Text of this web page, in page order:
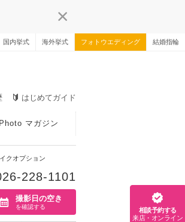
国内挙式 海外挙式 フォトウエディング 結婚指輪
はじめてガイド
マガジン
クオプション
228-1101
撮影日の空き
を確認する
相談予約する
来店・オンライン